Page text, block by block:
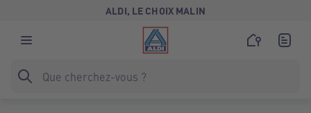
ALDI, LE CHOIX MALIN